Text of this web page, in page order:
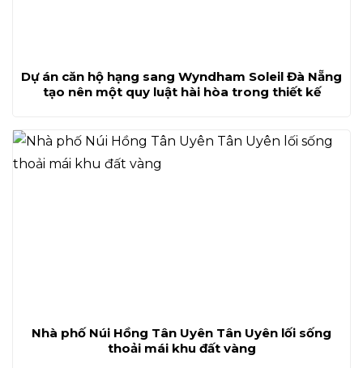
Dự án căn hộ hạng sang Wyndham Soleil Đà Nẵng
tạo nên một quy luật hài hòa trong thiết kế
Nhà phố Núi Hồng Tân Uyên Tân Uyên lối sống
thoải mái khu đất vàng